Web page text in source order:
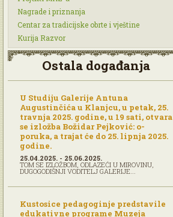
Nagrade i priznanja
Centar za tradicijske obrte i vještine
Kurija Razvor
Ostala događanja
U Studiju Galerije Antuna
Augustinčića u Klanjcu, u petak, 25.
travnja 2025. godine, u 19 sati, otvara
se izložba Božidar Pejković: o-
poruka, a trajat će do 25. lipnja 2025.
godine.
25.04.2025. - 25.06.2025.
TOM SE IZLOŽBOM, ODLAZEĆI U MIROVINU,
DUGOGODIŠNJI VODITELJ GALERIJE...
Kustosice pedagoginje predstavile
edukativne programe Muzeja